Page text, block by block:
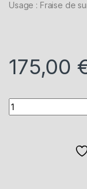
Usage : Fraise de
175,00
Quantity